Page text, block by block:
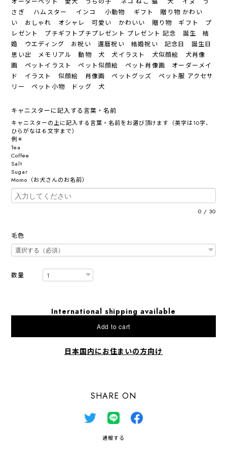
さぎ ハムスター インコ 小動物 ギフト 贈り物 かわい
い おしゃれ オシャレ 可愛い かわいい 贈り物 ギフト プ
レゼント プチギフトプチプレゼント プレゼント 記念 誕生 結
婚 ウエディング お祝い 還暦祝い 結婚祝い 記念日 誕生日
思い出 メモリアル 動物 犬 犬イラスト 犬似顔絵 犬肖像
画 ペットイラスト ペット似顔絵 ペット肖像画 オーダーメイ
ド イラスト 似顔絵 肖像画 ペットグッズ ペット服 アクセサ
リー ペット小物 ドッグ 犬
キャニスターに記入する言葉・名前
キャニスターの上に記入する言葉・名前をお選び頂けます（英字は10字、
ひらがなは６文字まで）
例＊
Tea
Coffee
Salt
Sugar
Momo（お犬さんのお名前）
0 / 30
毛色
数量
International shipping available
Add to cart
日本国内にお住まいの方向け
SHARE ON
通報する